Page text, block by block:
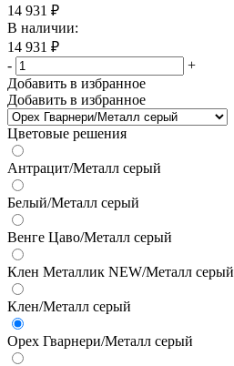
14 931 ₽
В наличии:
14 931 ₽
-
+
Добавить в избранное
Добавить в избранное
Цветовые решения
Антрацит/Металл серый
Белый/Металл серый
Венге Цаво/Металл серый
Клен Металлик NEW/Металл серый
Клен/Металл серый
Орех Гварнери/Металл серый